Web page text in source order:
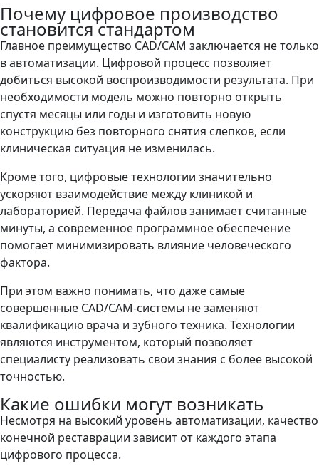
Почему цифровое производство
становится стандартом
Главное преимущество CAD/CAM заключается не только
в автоматизации. Цифровой процесс позволяет
добиться высокой воспроизводимости результата. При
необходимости модель можно повторно открыть
спустя месяцы или годы и изготовить новую
конструкцию без повторного снятия слепков, если
клиническая ситуация не изменилась.
Кроме того, цифровые технологии значительно
ускоряют взаимодействие между клиникой и
лабораторией. Передача файлов занимает считанные
минуты, а современное программное обеспечение
помогает минимизировать влияние человеческого
фактора.
При этом важно понимать, что даже самые
совершенные CAD/CAM-системы не заменяют
квалификацию врача и зубного техника. Технологии
являются инструментом, который позволяет
специалисту реализовать свои знания с более высокой
точностью.
Какие ошибки могут возникать
Несмотря на высокий уровень автоматизации, качество
конечной реставрации зависит от каждого этапа
цифрового процесса.